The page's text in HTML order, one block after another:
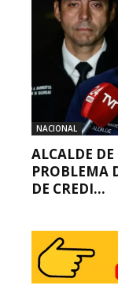
NACIONAL
ALCALDE
PROBLEMA
DE CREDI...